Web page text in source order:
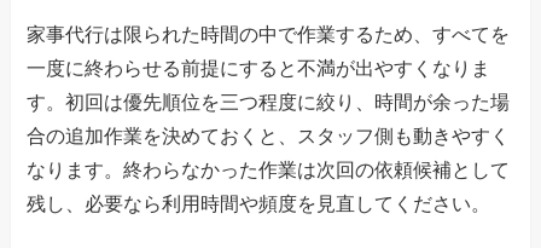
家事代行は限られた時間の中で作業するため、すべてを
一度に終わらせる前提にすると不満が出やすくなりま
す。初回は優先順位を三つ程度に絞り、時間が余った場
合の追加作業を決めておくと、スタッフ側も動きやすく
なります。終わらなかった作業は次回の依頼候補として
残し、必要なら利用時間や頻度を見直してください。